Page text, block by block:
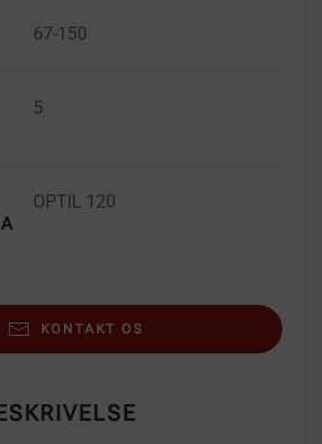
67-150
5
OPTIL 120
KONTAKT OS